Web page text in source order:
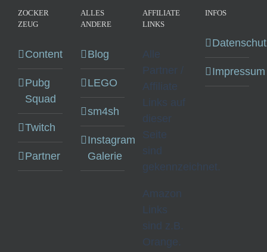
ZOCKER
ZEUG
Content
Pubg
Squad
Twitch
Partner
ALLES
ANDERE
Blog
LEGO
sm4sh
Instagram
Galerie
AFFILIATE
LINKS
Alle
Partner /
Affiliate
Links auf
dieser
Seite
sind
gekennzeichnet.
Amazon
Links
sind z.B.
Orange.
INFOS
Impressum